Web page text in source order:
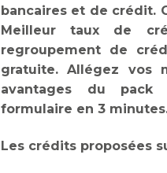
bancaires et de crédit.
Meilleur taux de
regroupement de
gratuite. Allégez vos
avantages du pack
formulaire en 3
Les crédits proposées